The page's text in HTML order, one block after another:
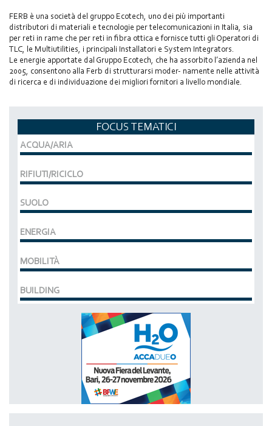
FERB è una società del gruppo Ecotech, uno dei più importanti
distributori di materiali e tecnologie per telecomunicazioni in Italia, sia
per reti in rame che per reti in fibra ottica e fornisce tutti gli Operatori di
TLC, le Multiutilities, i principali Installatori e System Integrators.
Le energie apportate dal Gruppo Ecotech, che ha assorbito l’azienda nel
2005, consentono alla Ferb di strutturarsi moder- namente nelle attività
di ricerca e di individuazione dei migliori fornitori a livello mondiale.
FOCUS TEMATICI
ACQUA/ARIA
RIFIUTI/RICICLO
SUOLO
ENERGIA
MOBILITÀ
BUILDING
DAL 07-03-2028 AL 10-03-2028,
ACCADUEO (H20) edizione BOLOGNA